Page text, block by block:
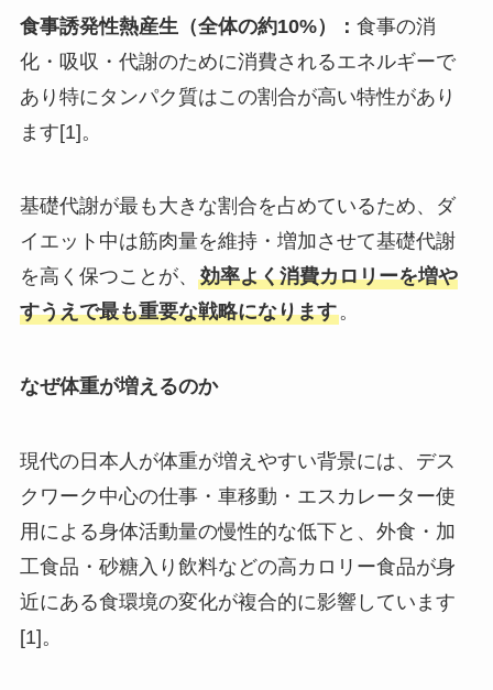
食事誘発性熱産生（全体の約10%）： 食事の消
化・吸収・代謝のために消費されるエネルギーで
あり特にタンパク質はこの割合が高い特性があり
ます[1]。
基礎代謝が最も大きな割合を占めているため、ダ
イエット中は筋肉量を維持・増加させて基礎代謝
を高く保つことが、 効率よく消費カロリーを増や
すうえで最も重要な戦略になります。
なぜ体重が増えるのか
現代の日本人が体重が増えやすい背景には、デス
クワーク中心の仕事・車移動・エスカレーター使
用による身体活動量の慢性的な低下と、外食・加
工食品・砂糖入り飲料などの高カロリー食品が身
近にある食環境の変化が複合的に影響しています
[1]。